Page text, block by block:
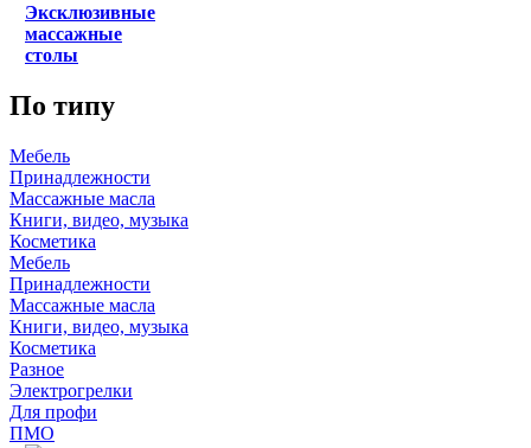
Эксклюзивные
массажные
столы
По типу
Мебель
Принадлежности
Массажные масла
Книги, видео, музыка
Косметика
Мебель
Принадлежности
Массажные масла
Книги, видео, музыка
Косметика
Разное
Электрогрелки
Для профи
ПМО